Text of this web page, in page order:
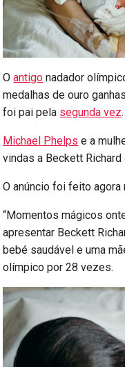
Oantigo nadador
medalhas de ouro
foi pai pela segunda vez.
Michael Phelps e a
vindas a Beckett
O anúncio foi feito agora
“Momentos mágicos
apresentar Beckett
bebé saudável e uma
olímpico por 28 vezes.